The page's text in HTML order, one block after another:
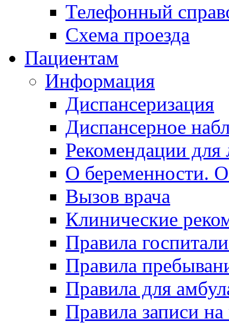
Телефонный
Схема проезда
Пациентам
Информация
Диспансеризация
Диспансерное
Рекомендации для
О беременности.
Вызов врача
Клинические
Правила
Правила
Правила для
Правила записи